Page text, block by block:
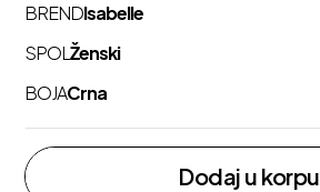
BRENDIsabelle
SPOLŽenski
BOJACrna
Dodaj u korpu